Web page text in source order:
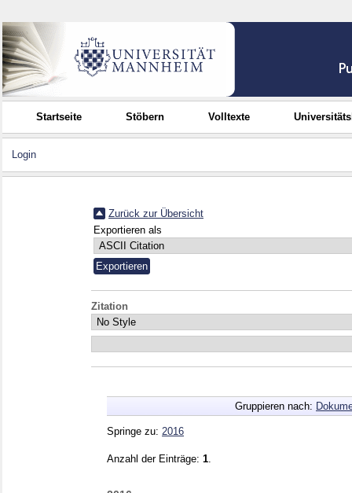
Startseite Stöbern Volltexte
Login
Zurück zur Übersicht
Exportieren als
Zitation
Gruppieren nach:
Springe zu: 2016
Anzahl der Einträge: 1